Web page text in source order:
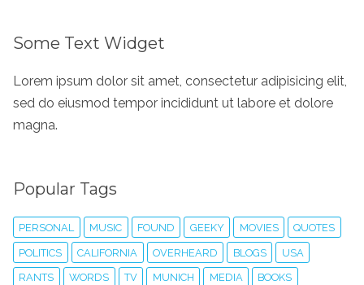
Some Text Widget
Lorem ipsum dolor sit amet, consectetur adipisicing elit,
sed do eiusmod tempor incididunt ut labore et dolore
magna.
Popular Tags
PERSONAL MUSIC FOUND GEEKY MOVIES QUOTES
POLITICS CALIFORNIA OVERHEARD BLOGS USA
RANTS WORDS TV MUNICH MEDIA BOOKS